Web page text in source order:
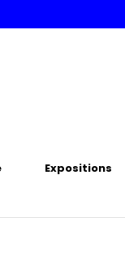
Expositions